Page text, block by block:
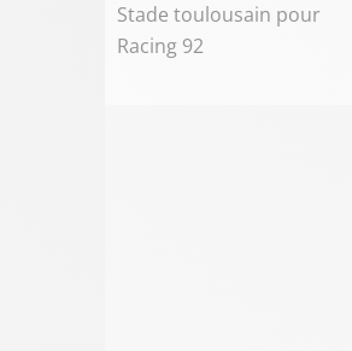
Stade toulousain pour
Racing 92